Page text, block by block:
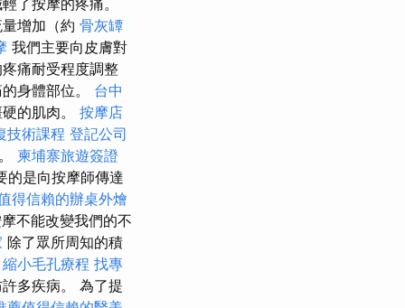
增加（約 骨灰罈
我們主要向皮膚對
痛耐受程度調整
身體部位。 台中
的肌肉。 按摩店
技術課程 登記公司
柬埔寨旅遊簽證
是向按摩師傳達
得信賴的辦桌外燴
不能改變我們的不
除了眾所周知的積
小毛孔療程 找專
多疾病。 為了提